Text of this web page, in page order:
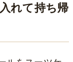
れて持ち帰